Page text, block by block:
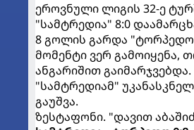
ეროვნული ლიგის 32-ე
"სამტრედია" 8:0
8 გოლის გარდა
მომენტი ვერ გამოიყენა,
ანგარიშით გაიმარჯვებდა.
"სამტრედიამ"
გაუშვა.
ზესტაფონი. "დავით